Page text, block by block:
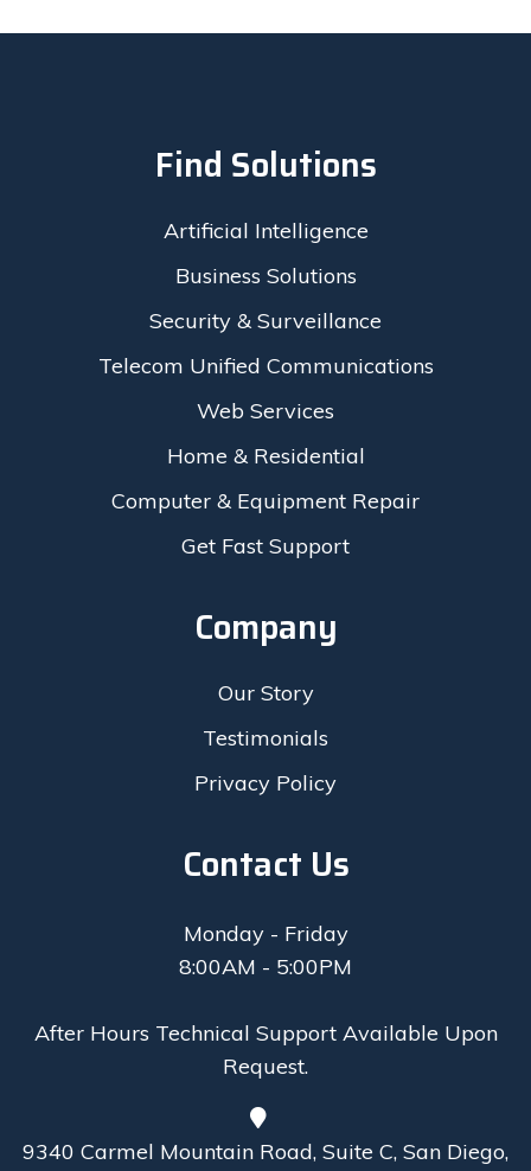
Find Solutions
Artificial Intelligence
Business Solutions
Security & Surveillance
Telecom Unified Communications
Web Services
Home & Residential
Computer & Equipment Repair
Get Fast Support
Company
Our Story
Testimonials
Privacy Policy
Contact Us
Monday - Friday
8:00AM - 5:00PM
After Hours Technical Support Available Upon
Request.
9340 Carmel Mountain Road, Suite C, San Diego,